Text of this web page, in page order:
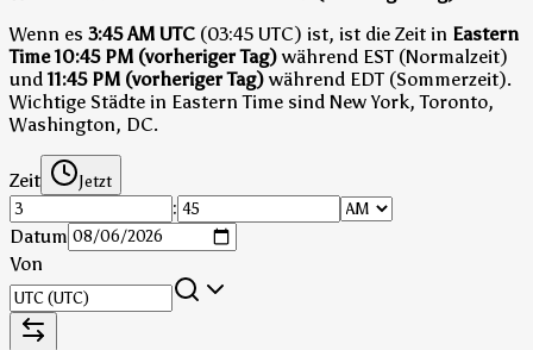
Wenn es 3:45 AM UTC (03:45 UTC) ist, ist die Zeit in Eastern
Time 10:45 PM (vorheriger Tag)während EST (Normalzeit)
und11:45 PM (vorheriger Tag)während EDT (Sommerzeit).
Wichtige Städte in Eastern Time sind New York, Toronto,
Washington, DC.
Zeit Jetzt
:
Datum
Von